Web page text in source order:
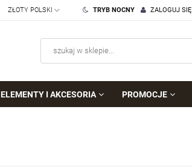
ZALOGUJ SIĘ
TRYB NOCNY
ELEMENTY I AKCESORIA PROMOCJE